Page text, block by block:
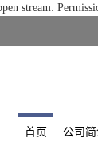
stream:
首页 公司